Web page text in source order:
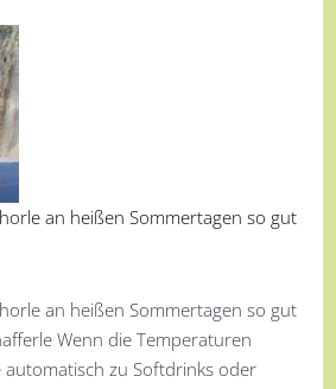
an heißen Sommertagen so gut
an heißen Sommertagen so gut
Wenn die Temperaturen
automatisch zu Softdrinks oder